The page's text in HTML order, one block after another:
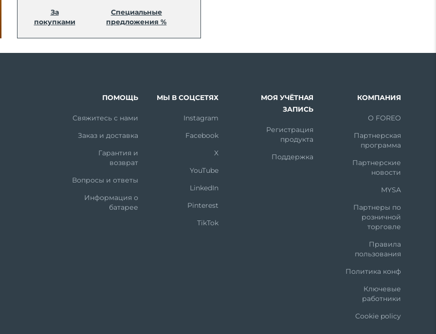
За
покупками
Специальные
предложения %
ПОМОЩЬ
Свяжитесь с нами
Заказ и доставка
Гарантия и
возврат
Вопросы и ответы
Информация о
батарее
МЫ В СОЦСЕТЯХ
Instagram
Facebook
X
YouTube
LinkedIn
Pinterest
TikTok
МОЯ УЧЁТНАЯ
ЗАПИСЬ
Регистрация
продукта
Поддержка
КОМПАНИЯ
О FOREO
Партнерская
программа
Партнерские
новости
MYSA
Партнеры по
розничной
торговле
Правила
пользования
Политика конф
Ключевые
работники
Cookie policy